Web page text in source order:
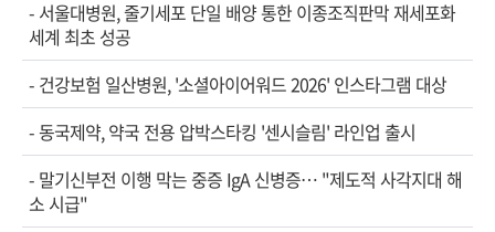
- 서울대병원, 줄기세포 단일 배양 통한 이종조직판막 재세포화
세계 최초 성공
- 건강보험 일산병원, '소셜아이어워드 2026' 인스타그램 대상
-동국제약, 약국 전용 압박스타킹 '센시슬림' 라인업 출시
- 말기신부전 이행 막는 중증 IgA 신병증… "제도적 사각지대 해
소 시급"